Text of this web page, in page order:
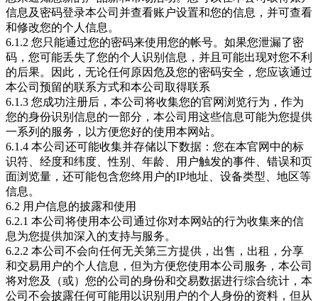
信息及密码登录本公司并查看账户设置和您的信息，并可查看
和修改您的个人信息。
6.1.2 您只能通过您的密码来使用您的帐号。如果您泄漏了密
码，您可能丢失了您的个人识别信息，并且可能出现对您不利
的后果。因此，无论任何原因危及您的密码安全，您应该通过
本公司预留的联系方式和本公司取得联系
6.1.3 您成功注册后，本公司将收集您的官网浏览行为，作为
您的身份识别信息的一部分，本公司用这些信息可能为您提供
一系列的服务，以方便您好的使用本网站。
6.1.4 本公司还可能收集并存储以下数据：您在本官网中的标
识符、经度和纬度、性别、年龄、用户触发的事件、错误和页
面浏览量，还可能包含您终用户的IP地址、设备类型、地区等
信息。
6.2 用户信息的披露和使用
6.2.1 本公司将使用本公司通过你对本网站的行为收集来的信
息为您提供加深入的支持与服务。
6.2.2 本公司不会向任何无关第三方提供，出售，出租，分享
和交易用户的个人信息，但为方便您使用本公司服务，本公司
将对您及（或）您的公司的身份和交易数据进行综合统计，本
公司不会披露任何可能用以识别用户的个人身份的资料，但从